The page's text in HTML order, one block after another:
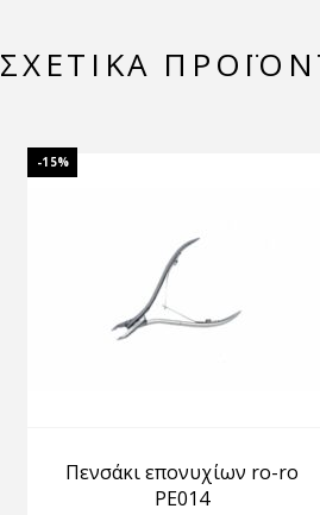
ΣΧΕΤΙΚΆ
-15%
Πενσάκι επονυχίων ro-ro
PE014